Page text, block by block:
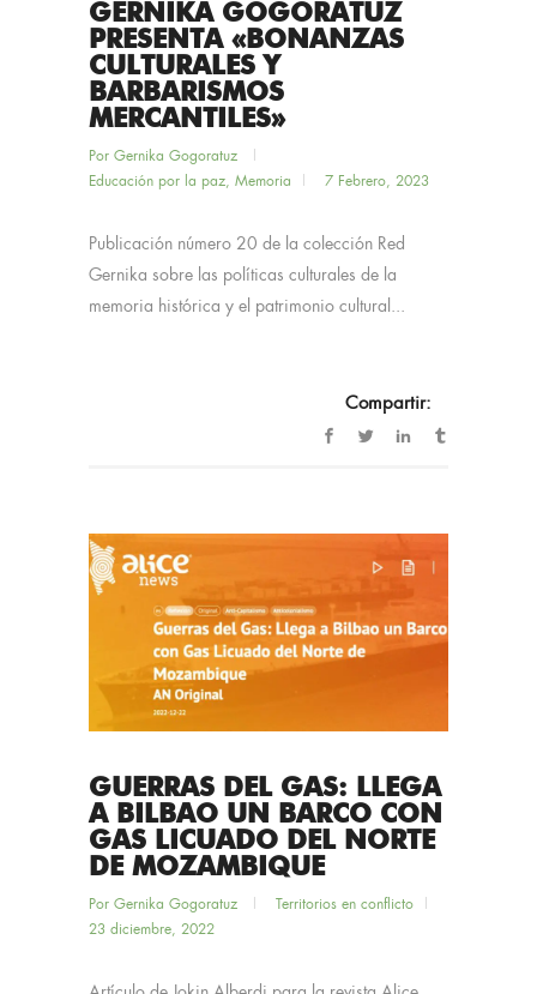
GERNIKA GOGORATUZ
PRESENTA «BONANZAS
CULTURALES Y
BARBARISMOS
MERCANTILES»
Por Gernika Gogoratuz
Educación por la paz, Memoria 7 Febrero, 2023
Publicación número 20 de la colección Red
Gernika sobre las políticas culturales de la
memoria histórica y el patrimonio cultural...
Compartir:
GUERRAS DEL GAS: LLEGA
A BILBAO UN BARCO CON
GAS LICUADO DEL NORTE
DE MOZAMBIQUE
Por Gernika Gogoratuz
Territorios en conflicto
23 diciembre, 2022